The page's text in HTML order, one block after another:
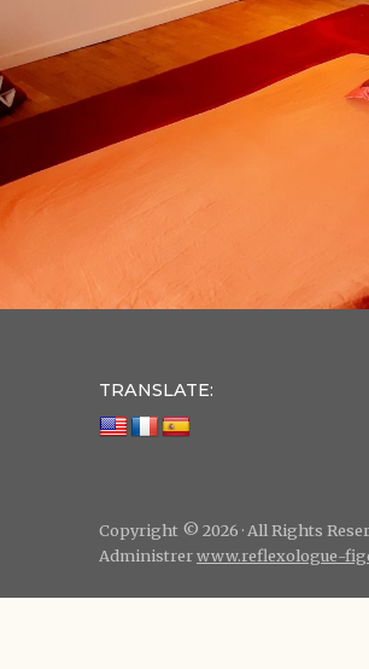
TRANSLATE:
Copyright © 2026 · All Rights
Administrerwww.reflexologue-